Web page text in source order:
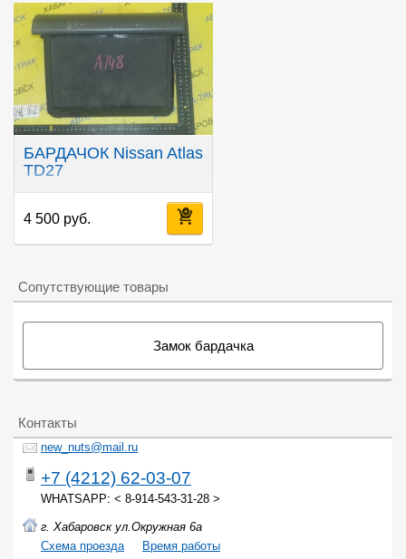
БАРДАЧОК Nissan Atlas
TD27
4 500 руб.
Сопутствующие товары
Замок бардачка
Контакты
new_nuts@mail.ru
+7 (4212) 62-03-07
WHATSAPP: < 8-914-543-31-28 >
г. Хабаровск ул.Окружная 6а
Cхема проезда
Время работы